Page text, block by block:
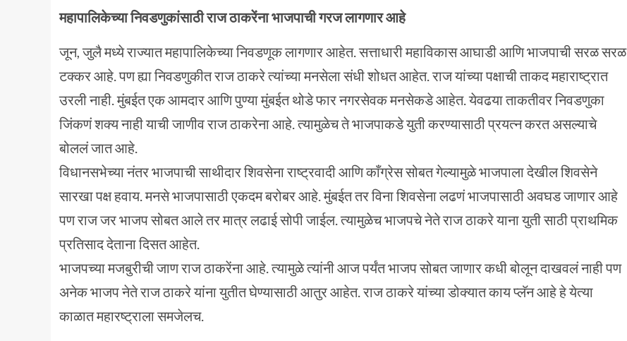
महापालिकेच्या निवडणुकांसाठी राज ठाकरेंना भाजपाची गरज लागणार आहे
जून, जुलै मध्ये राज्यात महापालिकेच्या निवडणूक लागणार आहेत. सत्ताधारी महाविकास आघाडी आणि भाजपाची सरळ सरळ
टक्कर आहे. पण ह्या निवडणुकीत राज ठाकरे त्यांच्या मनसेला संधी शोधत आहेत. राज यांच्या पक्षाची ताकद महाराष्ट्रात
उरली नाही. मुंबईत एक आमदार आणि पुण्या मुंबईत थोडे फार नगरसेवक मनसेकडे आहेत. येवढया ताकतीवर निवडणुका
जिंकणं शक्य नाही याची जाणीव राज ठाकरेना आहे. त्यामुळेच ते भाजपाकडे युती करण्यासाठी प्रयत्न करत असल्याचे
बोललं जात आहे.
विधानसभेच्या नंतर भाजपाची साथीदार शिवसेना राष्ट्रवादी आणि काँग्रेस सोबत गेल्यामुळे भाजपाला देखील शिवसेने
सारखा पक्ष हवाय. मनसे भाजपासाठी एकदम बरोबर आहे. मुंबईत तर विना शिवसेना लढणं भाजपासाठी अवघड जाणार आहे
पण राज जर भाजप सोबत आले तर मात्र लढाई सोपी जाईल. त्यामुळेच भाजपचे नेते राज ठाकरे याना युती साठी प्राथमिक
प्रतिसाद देताना दिसत आहेत.
भाजपच्या मजबुरीची जाण राज ठाकरेंना आहे. त्यामुळे त्यांनी आज पर्यंत भाजप सोबत जाणार कधी बोलून दाखवलं नाही पण
अनेक भाजप नेते राज ठाकरे यांना युतीत घेण्यासाठी आतुर आहेत. राज ठाकरे यांच्या डोक्यात काय प्लॅन आहे हे येत्या
काळात महारष्ट्राला समजेलच.